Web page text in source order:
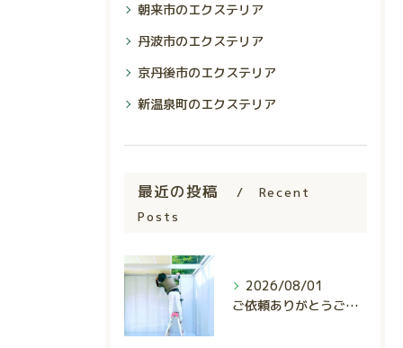
朝来市のエクステリア
丹波市のエクステリア
京丹後市のエクステリア
新温泉町のエクステリア
最近の投稿
Recent
Posts
2026/08/01
ご依頼ありがとうございました。